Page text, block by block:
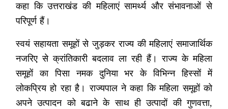
कहा कि उत्तराखंड की महिलाएं सामर्थ्य और संभावनाओं से
परिपूर्ण हैं।
स्वयं सहायता समूहों से जुड़कर राज्य की महिलाएं समाजार्थिक
नजरिए से क्रांतिकारी बदलाव ला रही हैं। राज्य के महिला
समूहों का पिसा नमक दुनिया भर के विभिन्न हिस्सों में
लोकप्रिय हो रहा है। राज्यपाल ने कहा कि महिला समूहों को
अपने उत्पादन को बढाने के साथ ही उत्पादों की गुणवत्ता,